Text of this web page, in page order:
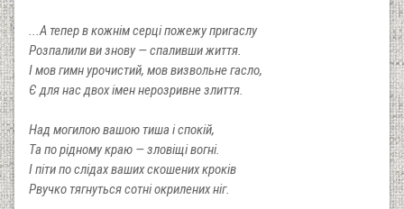
...А тепер в кожнім серці пожежу пригаслу
Розпалили ви знову — спаливши життя.
І мов гимн урочистий, мов визвольне гасло,
Є для нас двох імен нерозривне злиття.
Над могилою вашою тиша і спокій,
Та по рідному краю — зловіщі вогні.
І піти по слідах ваших скошених кроків
Рвучко тягнуться сотні окрилених ніг.